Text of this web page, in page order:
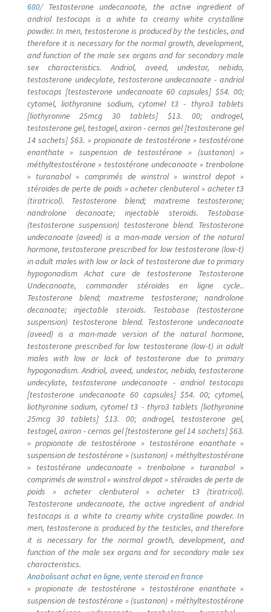
680/Testosterone undecanoate, the active ingredient of
andriol testocaps is a white to creamy white crystalline
powder. In men, testosterone is produced by the testicles, and
therefore it is necessary for the normal growth, development,
and function of the male sex organs and for secondary male
sex characteristics. Andriol, aveed, undestor, nebido,
testosterone undecylate, testosterone undecanoate - andriol
testocaps [testosterone undecanoate 60 capsules] $54. 00;
cytomel, liothyronine sodium, cytomel t3 - thyro3 tablets
[liothyronine 25mcg 30 tablets] $13. 00; androgel,
testosterone gel, testogel, axiron - cernos gel [testosterone gel
14 sachets] $63. » propionate de testostérone » testostérone
enanthate » suspension de testostérone » (sustanon) »
méthyltestostérone » testostérone undecanoate » trenbolone
» turanabol » comprimés de winstrol » winstrol depot »
stéroïdes de perte de poids » acheter clenbuterol » acheter t3
(tiratricol). Testosterone blend; maxtreme testosterone;
nandrolone decanoate; injectable steroids. Testobase
(testosterone suspension) testosterone blend. Testosterone
undecanoate (aveed) is a man-made version of the natural
hormone, testosterone prescribed for low testosterone (low-t)
in adult males with low or lack of testosterone due to primary
hypogonadism Achat cure de testosterone Testosterone
Undecanoate, commander stéroïdes en ligne cycle..
Testosterone blend; maxtreme testosterone; nandrolone
decanoate; injectable steroids. Testobase (testosterone
suspension) testosterone blend. Testosterone undecanoate
(aveed) is a man-made version of the natural hormone,
testosterone prescribed for low testosterone (low-t) in adult
males with low or lack of testosterone due to primary
hypogonadism. Andriol, aveed, undestor, nebido, testosterone
undecylate, testosterone undecanoate - andriol testocaps
[testosterone undecanoate 60 capsules] $54. 00; cytomel,
liothyronine sodium, cytomel t3 - thyro3 tablets [liothyronine
25mcg 30 tablets] $13. 00; androgel, testosterone gel,
testogel, axiron - cernos gel [testosterone gel 14 sachets] $63.
» propionate de testostérone » testostérone enanthate »
suspension de testostérone » (sustanon) » méthyltestostérone
» testostérone undecanoate » trenbolone » turanabol »
comprimés de winstrol » winstrol depot » stéroïdes de perte de
poids » acheter clenbuterol » acheter t3 (tiratricol).
Testosterone undecanoate, the active ingredient of andriol
testocaps is a white to creamy white crystalline powder. In
men, testosterone is produced by the testicles, and therefore
it is necessary for the normal growth, development, and
function of the male sex organs and for secondary male sex
characteristics.
Anabolisant achat en ligne, vente steroid en france
» propionate de testostérone » testostérone enanthate »
suspension de testostérone » (sustanon) » méthyltestostérone